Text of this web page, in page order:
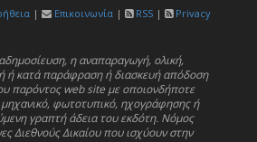
| Επικοινωνία | RSS |
Privacy
η αναπαραγωγή, ολική,
ή κατά παράφραση ή διασκευή απόδοση
παρόντος web site με οποιονδήποτε
μηχανικό, φωτοτυπικό, ηχογράφησης ή
γραπτή άδεια του εκδότη. Νόμος
Διεθνούς Δικαίου που ισχύουν στην